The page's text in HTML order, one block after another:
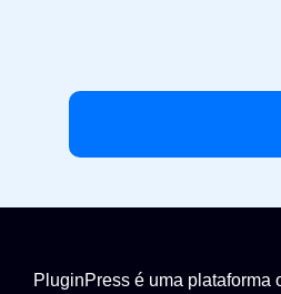
PluginPress é uma plataforma